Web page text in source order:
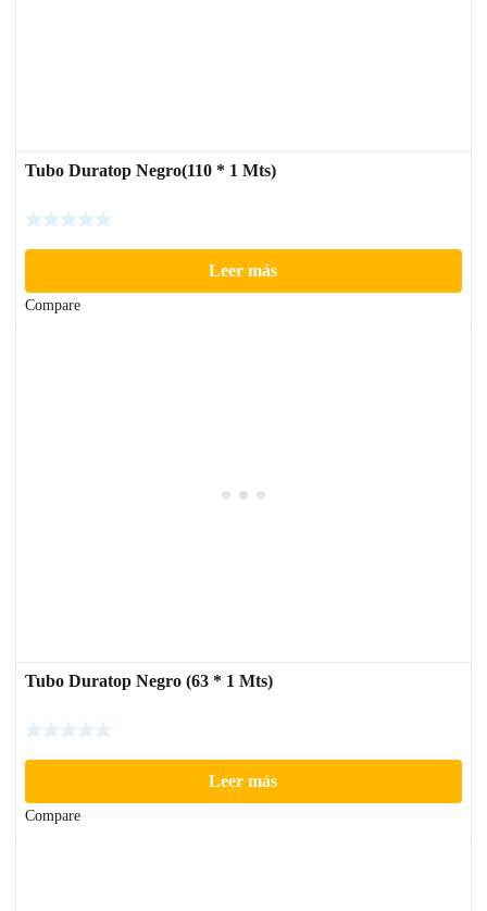
Tubo Duratop Negro(110 * 1 Mts)
Leer más
Compare
Tubo Duratop Negro (63 * 1 Mts)
Leer más
Compare